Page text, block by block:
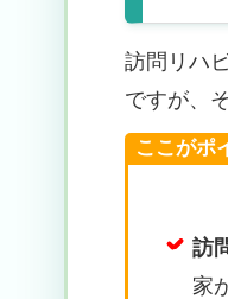
訪問リハ
ですが、
ここがポ
訪
家